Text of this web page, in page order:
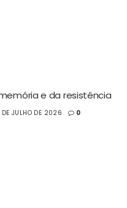
e da resistência
JULHO DE 2026 0